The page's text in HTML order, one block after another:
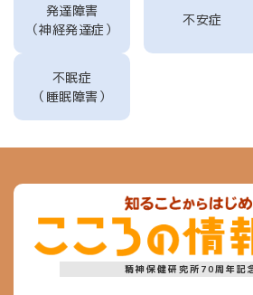
発達障害
（神経発達症）
不安症
不眠症
（睡眠障害）
精神保健研究所70周年記